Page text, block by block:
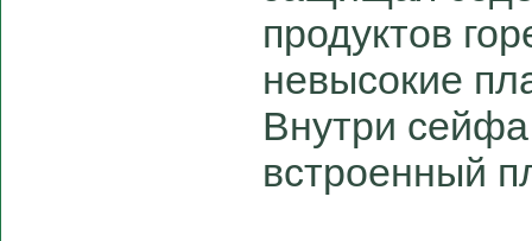
продуктов
невысокие
Внутри
встроенный